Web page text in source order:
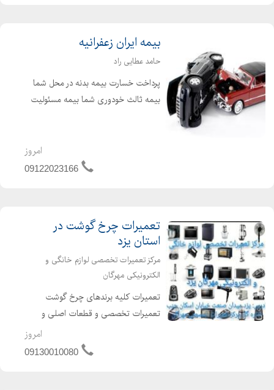
بیمه ایران زعفرانیه
حامد عطایی راد
پرداخت خسارت بیمه بدنه در محل شما
بیمه ثالث خودوری شما بیمه مسئولیت
تمامی نقاط دنیا بیمه عمر و زندگی بیمه
درمان بیمه مسئولیت کارفر...
امروز
09122023166
تعمیرات چرخ گوشت در
استان یزد
مرکز تعمیرات تخصصی لوازم خانگی و
الکترونیکی مهرگان
تعمیرات کلیه برندهای چرخ گوشت
تعمیرات تخصصی و قطعات اصلی و
اورجینال تعمیر انواع برندهای چرخ گوشت
رفع خرابی چرخ گوشت با هرمشکلی که
امروز
09130010080